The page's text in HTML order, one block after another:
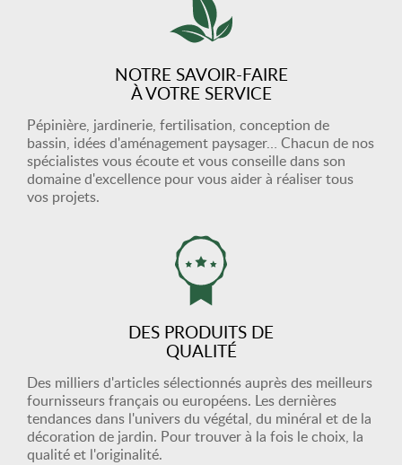
NOTRE SAVOIR-FAIRE
À VOTRE SERVICE
Pépinière, jardinerie, fertilisation, conception de
bassin, idées d'aménagement paysager… Chacun de nos
spécialistes vous écoute et vous conseille dans son
domaine d'excellence pour vous aider à réaliser tous
vos projets.
DES PRODUITS DE
QUALITÉ
Des milliers d'articles sélectionnés auprès des meilleurs
fournisseurs français ou européens. Les dernières
tendances dans l'univers du végétal, du minéral et de la
décoration de jardin. Pour trouver à la fois le choix, la
qualité et l'originalité.